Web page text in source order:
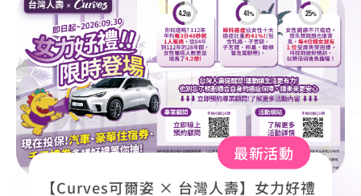
最新活動
【Curves可爾姿 × 台灣人壽】女力好禮